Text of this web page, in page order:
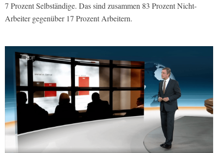
7 Prozent Selbständige. Das sind zusammen 83 Prozent Nicht-
Arbeiter gegenüber 17 Prozent Arbeitern.